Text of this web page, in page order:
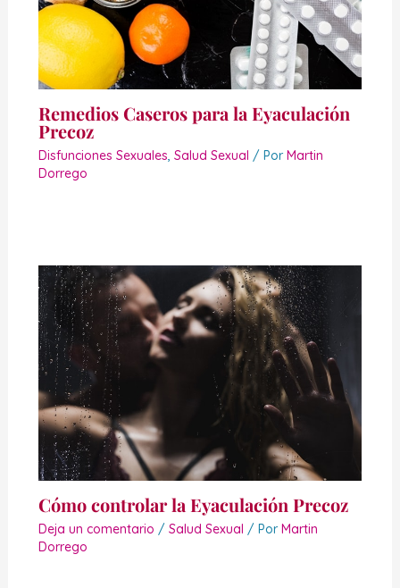
Remedios Caseros para la Eyaculación
Precoz
Disfunciones Sexuales,Salud Sexual / PorMartin
Dorrego
Cómo controlar la Eyaculación Precoz
Deja un comentario /Salud Sexual / PorMartin
Dorrego